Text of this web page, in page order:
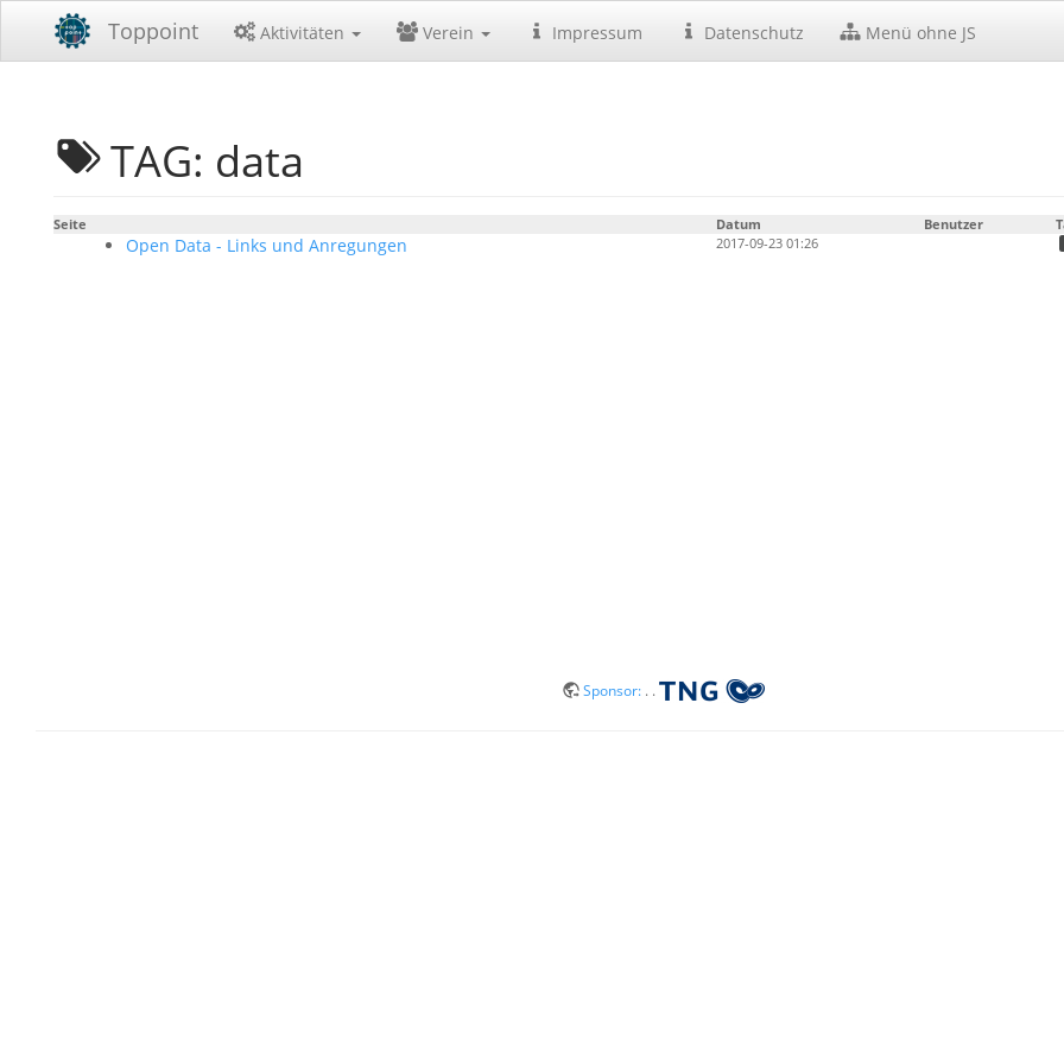
Toppoint Aktivitäten Verein Impressum Datenschutz Menü ohne JS
TAG: data
Seite Datum Benutzer
Open Data - Links und Anregungen 2017-09-23 01:26
Sponsor: . .